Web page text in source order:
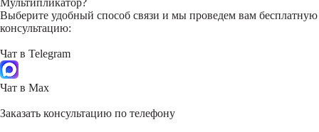
Мультипликатор?
Выберите удобный способ связи и мы проведем вам бесплатную
консультацию:
Чат в Telegram
Чат в Max
Заказать консультацию по телефону